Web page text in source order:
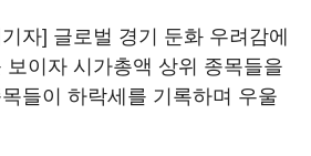
자] 글로벌 경기 둔화 우려감에
보이자 시가총액 상위 종목들을
들이 하락세를 기록하며 우울